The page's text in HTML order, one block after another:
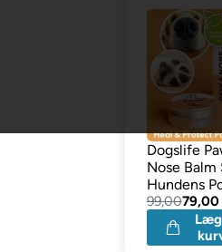
Dogslife
Nose Balm
Hundens
Snude
99,0079,00